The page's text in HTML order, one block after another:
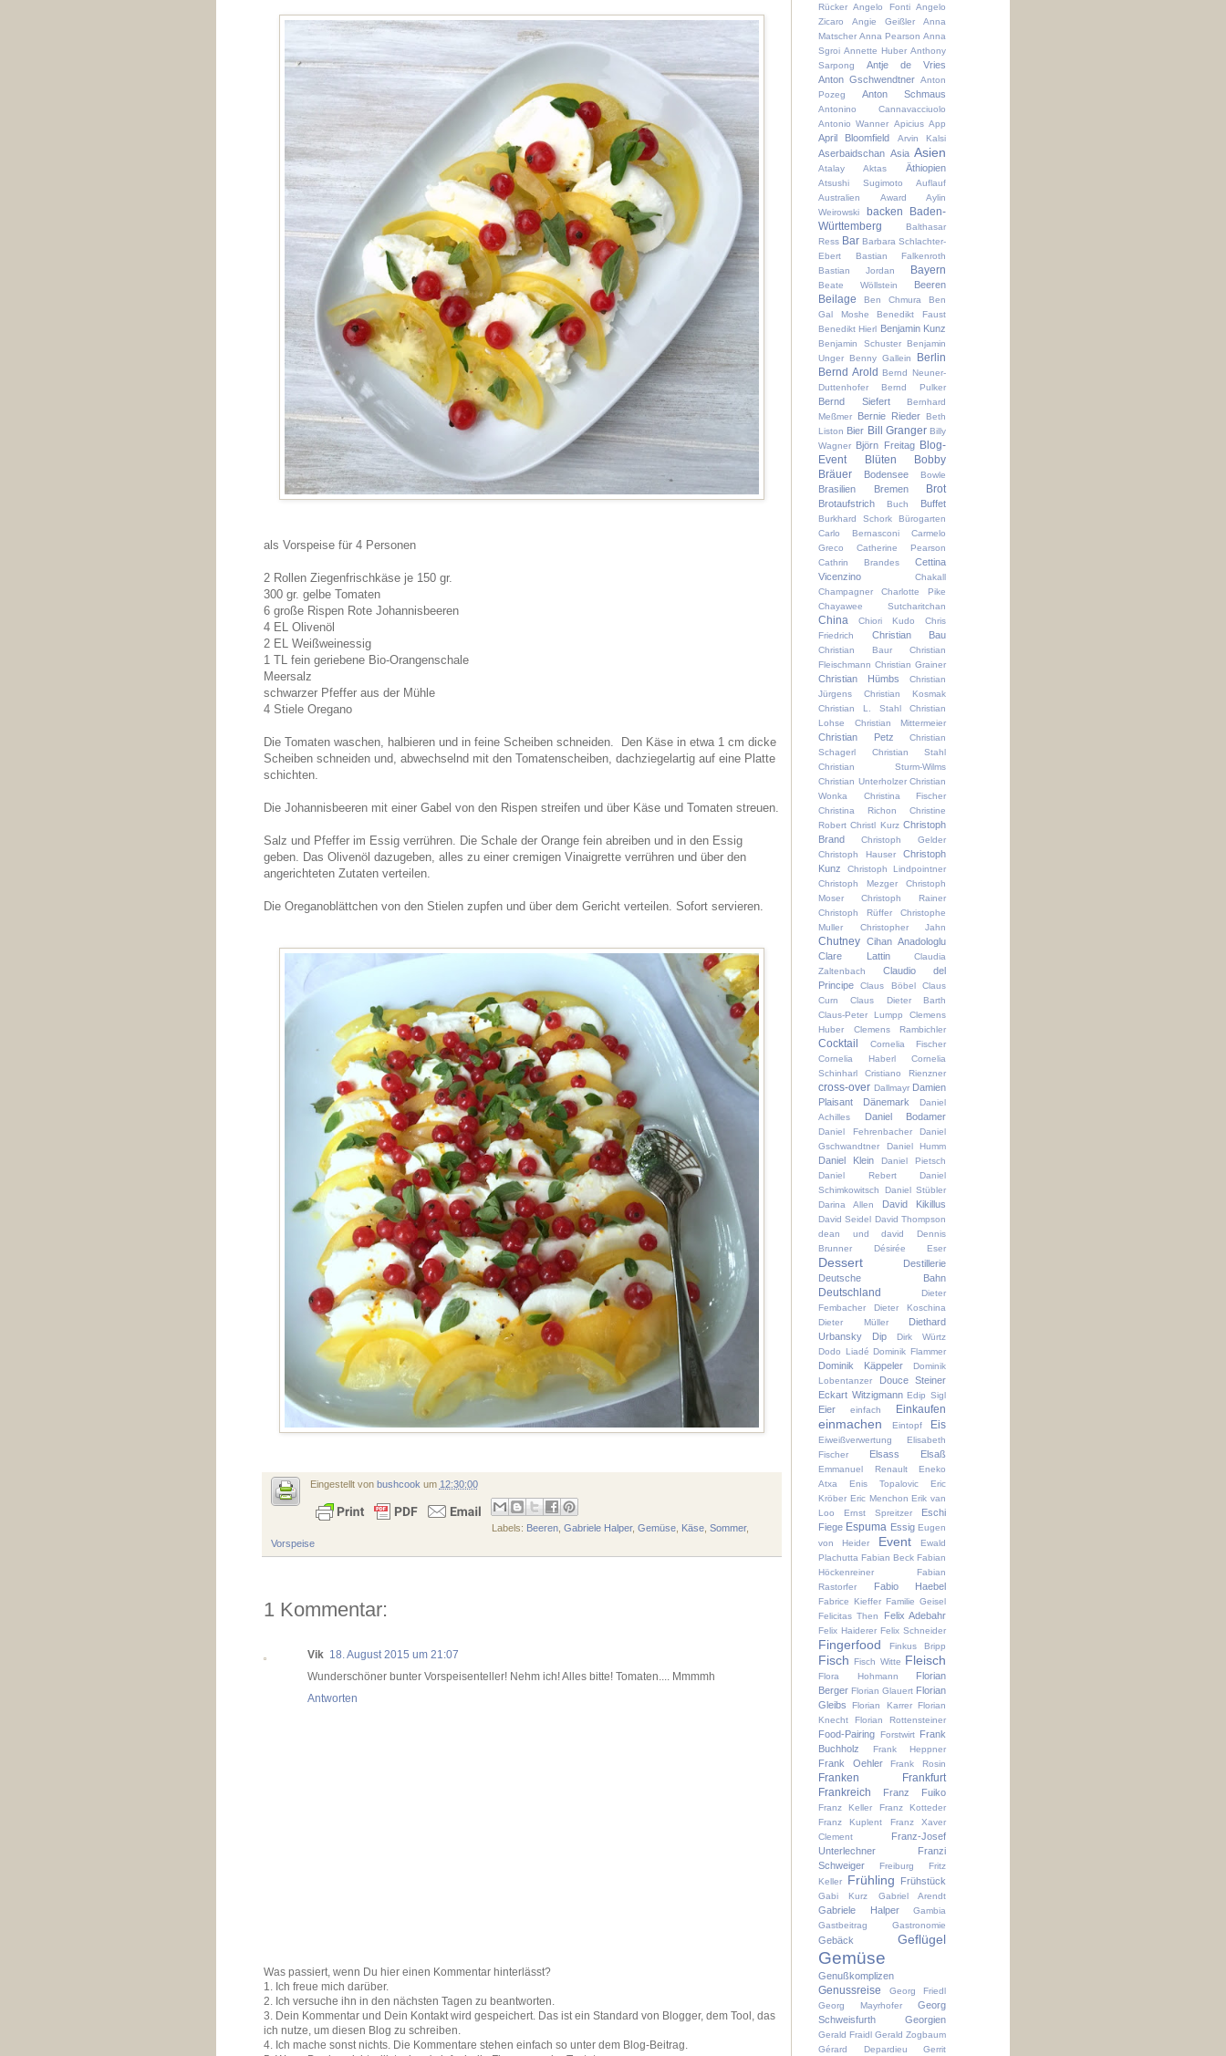
als Vorspeise für 4 Personen
2 Rollen Ziegenfrischkäse je 150 gr.
300 gr. gelbe Tomaten
6 große Rispen Rote Johannisbeeren
4 EL Olivenöl
2 EL Weißweinessig
1 TL fein geriebene Bio-Orangenschale
Meersalz
schwarzer Pfeffer aus der Mühle
4 Stiele Oregano
Die Tomaten waschen, halbieren und in feine Scheiben schneiden. Den Käse in etwa 1 cm dicke
Scheiben schneiden und, abwechselnd mit den Tomatenscheiben, dachziegelartig auf eine Platte
schichten.
Die Johannisbeeren mit einer Gabel von den Rispen streifen und über Käse und Tomaten streuen.
Salz und Pfeffer im Essig verrühren. Die Schale der Orange fein abreiben und in den Essig
geben. Das Olivenöl dazugeben, alles zu einer cremigen Vinaigrette verrühren und über den
angerichteten Zutaten verteilen.
Die Oreganoblättchen von den Stielen zupfen und über dem Gericht verteilen. Sofort servieren.
Eingestellt von bushcook um 12:30:00
Labels: Beeren ,Gabriele Halper,Gemüse Käse ,Sommer,
Vorspeise
1 Kommentar:
Vik 18. August 2015 um 21:07
Wunderschöner bunter Vorspeisenteller! Nehm ich! Alles bitte! Tomaten.... Mmmmh
Antworten
Was passiert, wenn Du hier einen Kommentar hinterlässt?
1. Ich freue mich darüber.
2. Ich versuche ihn in den nächsten Tagen zu beantworten.
3. Dein Kommentar und Dein Kontakt wird gespeichert. Das ist ein Standard von Blogger, dem Tool, das
ich nutze, um diesen Blog zu schreiben.
4. Ich mache sonst nichts. Die Kommentare stehen einfach so unter dem Blog-Beitrag.
Rücker Angelo Fonti Angelo
Zicaro
Angie Geißler
Anna
Matscher Anna Pearson Anna
Sgroi Annette Huber Anthony
Sarpong
Antje de Vries
Anton Gschwendtner Anton
Pozeg
Anton Schmaus
Antonino Cannavacciuolo
Antonio Wanner Apicius App
April Bloomfield Arvin Kalsi
Aserbaidschan Asia Asien
Atalay Aktas Äthiopien
Atsushi Sugimoto
Auflauf
Australien
Award
Aylin
Weirowski
backen
Baden-
Württemberg
Balthasar
Ress Bar Barbara Schlachter-
Ebert
Bastian Falkenroth
Bastian Jordan
Bayern
Beate Wöllstein Beeren
Beilage Ben Chmura
Ben
Gal Moshe
Benedikt Faust
Benedikt Hierl Benjamin Kunz
Benjamin Schuster
Benjamin
Unger
Benny Gallein
Berlin
Bernd Arold Bernd Neuner-
Duttenhofer
Bernd Pulker
Bernd Siefert
Bernhard
Meßmer
Bernie Rieder
Beth
Liston Bier Bill Granger Billy
Wagner Björn Freitag Blog-
Event
Blüten
Bobby
Bräuer
Bodensee Bowle
Brasilien Bremen Brot
Brotaufstrich Buch Buffet
Burkhard Schork
Bürogarten
Carlo Bernasconi
Carmelo
Greco
Catherine Pearson
Cathrin Brandes
Cettina
Vicenzino
Chakall
Champagner
Charlotte Pike
Chayawee Sutcharitchan
China Chiori Kudo
Chris
Friedrich
Christian Bau
Christian Baur
Christian
Fleischmann Christian Grainer
Christian Hümbs
Christian
Jürgens
Christian Kosmak
Christian L. Stahl
Christian
Lohse
Christian Mittermeier
Christian Petz
Christian
Schagerl
Christian Stahl
Christian Sturm-Wilms
Christian Unterholzer Christian
Wonka
Christina Fischer
Christina Richon
Christine
Robert Christl Kurz Christoph
Brand
Christoph Gelder
Christoph Hauser
Christoph
Kunz
Christoph Lindpointner
Christoph Mezger
Christoph
Moser
Christoph Rainer
Christoph Rüffer
Christophe
Muller
Christopher Jahn
Chutney Cihan Anadologlu
Clare Lattin
Claudia
Zaltenbach
Claudio del
Principe
Claus Böbel
Claus
Curn
Claus Dieter Barth
Claus-Peter Lumpp
Clemens
Huber
Clemens Rambichler
Cocktail
Cornelia Fischer
Cornelia Haberl
Cornelia
Schinharl
Cristiano Rienzner
cross-over Dallmayr Damien
Plaisant
Dänemark
Daniel
Achilles
Daniel Bodamer
Daniel Fehrenbacher
Daniel
Gschwandtner
Daniel Humm
Daniel Klein
Daniel Pietsch
Daniel Rebert
Daniel
Schimkowitsch
Daniel Stübler
Darina Allen
David Kikillus
David Seidel David Thompson
dean und david
Dennis
Brunner
Désirée Eser
Dessert
Destillerie
Deutsche Bahn
Deutschland
Dieter
Fembacher
Dieter Koschina
Dieter Müller
Diethard
Urbansky
Dip
Dirk Würtz
Dodo Liadé Dominik Flammer
Dominik Käppeler
Dominik
Lobentanzer
Douce Steiner
Eckart Witzigmann Edip Sigl
Eier einfach Einkaufen
einmachen Eintopf Eis
Eiweißverwertung
Elisabeth
Fischer
Elsass Elsaß
Emmanuel Renault
Eneko
Atxa
Enis Topalovic
Eric
Kröber Eric Menchon Erik van
Loo
Ernst Spreitzer
Eschi
Fiege Espuma Essig Eugen
von Heider
Event
Ewald
Plachutta Fabian Beck Fabian
Höckenreiner
Fabian
Rastorfer
Fabio Haebel
Fabrice Kieffer Familie Geisel
Felicitas Then
Felix Adebahr
Felix Haiderer Felix Schneider
Fingerfood Finkus Bripp
Fisch Fisch Witte Fleisch
Flora Hohmann
Florian
Berger Florian Glauert Florian
Gleibs
Florian Karrer
Florian
Knecht
Florian Rottensteiner
Food-Pairing Forstwirt Frank
Buchholz
Frank Heppner
Frank Oehler Frank Rosin
Franken
Frankfurt
Frankreich
Franz Fuiko
Franz Keller
Franz Kotteder
Franz Kuplent
Franz Xaver
Clement
Franz-Josef
Unterlechner
Franzi
Schweiger
Freiburg
Fritz
Keller
Frühling Frühstück
Gabi Kurz Gabriel Arendt
Gabriele Halper
Gambia
Gastbeitrag
Gastronomie
Gebäck Geflügel
Gemüse
Genußkomplizen
Genussreise
Georg Friedl
Georg Mayrhofer
Georg
Schweisfurth
Georgien
Gerald Fraidl Gerald Zogbaum
Gérard Depardieu
Gerrit